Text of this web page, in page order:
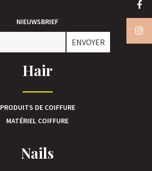
NIEUWSBRIEF
ENVOYER
Hair
PRODUITS DE COIFFURE
MATÉRIEL COIFFURE
Nails